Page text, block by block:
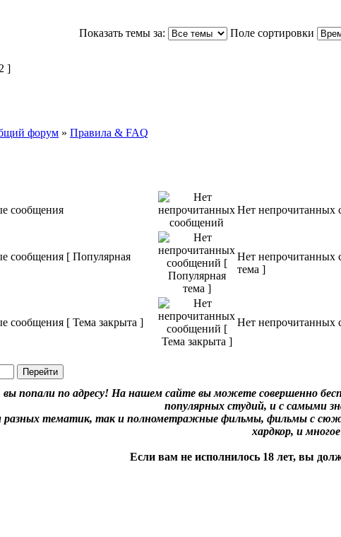
Показать темы за: Поле сортировки
]
форум » Правила & FAQ
сообщения Нет непрочитанных
сообщения [ Популярная
Нет непрочитанных
тема ]
сообщения [ Тема закрыта ] Нет непрочитанных
попали по адресу! На нашем сайте вы можете совершенно
популярных студий, и с самыми
разных тематик, так и полнометражные фильмы, фильмы с
хардкор, и
Если вам не исполнилось 18 лет, вы